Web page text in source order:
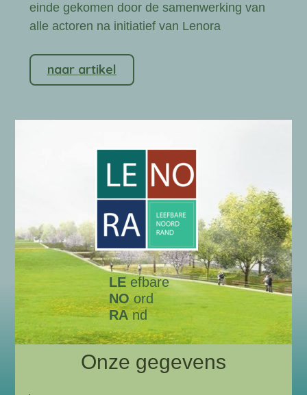
einde gekomen door de samenwerking van
alle actoren na initiatief van Lenora
naar artikel
LE efbare
NOord
RAnd
Onze gegevens